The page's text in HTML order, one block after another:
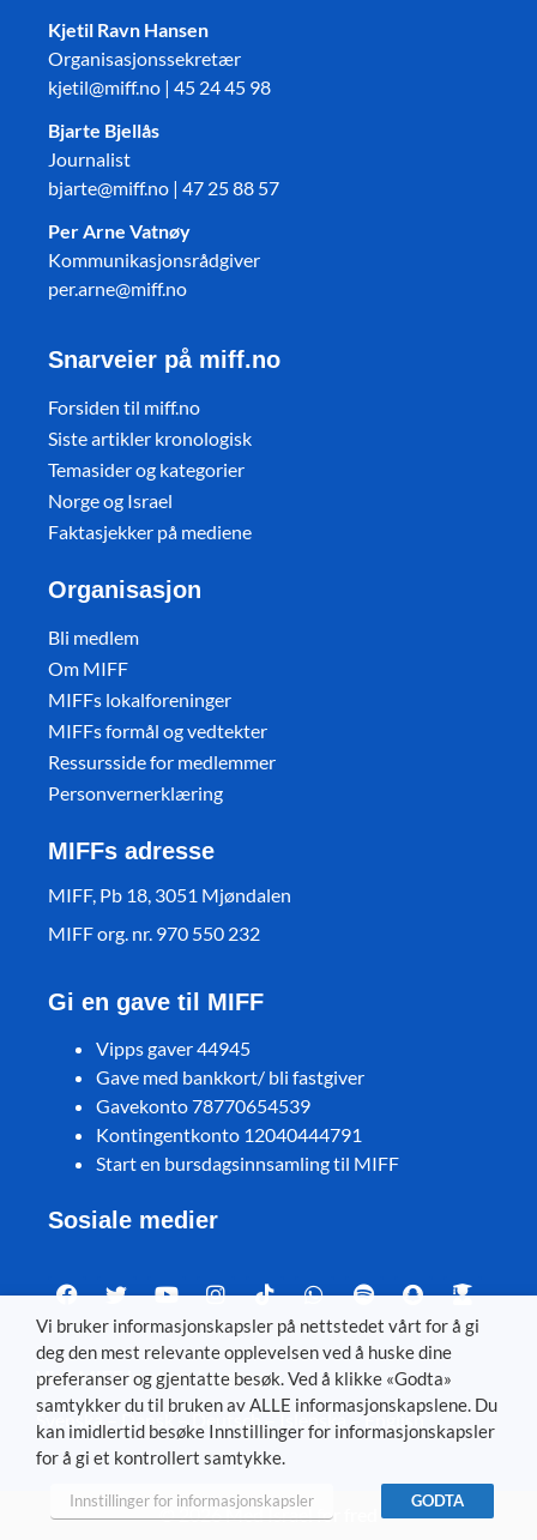
Kjetil Ravn Hansen
Organisasjonssekretær
kjetil@miff.no | 45 24 45 98
Bjarte Bjellås
Journalist
bjarte@miff.no | 47 25 88 57
Per Arne Vatnøy
Kommunikasjonsrådgiver
per.arne@miff.no
Snarveier på miff.no
Forsiden til miff.no
Siste artikler kronologisk
Temasider og kategorier
Norge og Israel
Faktasjekker på mediene
Organisasjon
Bli medlem
Om MIFF
MIFFs lokalforeninger
MIFFs formål og vedtekter
Ressursside for medlemmer
Personvernerklæring
MIFFs adresse
MIFF, Pb 18, 3051 Mjøndalen
MIFF org. nr. 970 550 232
Gi en gave til MIFF
Vipps gaver 44945
Gave med bankkort/ bli fastgiver
Gavekonto 78770654539
Kontingentkonto 12040444791
Start en bursdagsinnsamling til MIFF
Sosiale medier
Visit MIFF in other languages
Svenska– Dansk–Deutsch–Íslenska–English
© 2026 Med Israel for fred
Vi bruker informasjonskapsler på nettstedet vårt for å gi
deg den mest relevante opplevelsen ved å huske dine
preferanser og gjentatte besøk. Ved å klikke «Godta»
samtykker du til bruken av ALLE informasjonskapslene. Du
kan imidlertid besøke Innstillinger for informasjonskapsler
for å gi et kontrollert samtykke.
Innstillinger for informasjonskapsler GODTA